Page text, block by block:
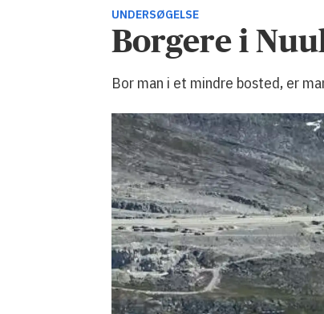
UNDERSØGELSE
Borgere i
Bor man i et mindre bosted, er